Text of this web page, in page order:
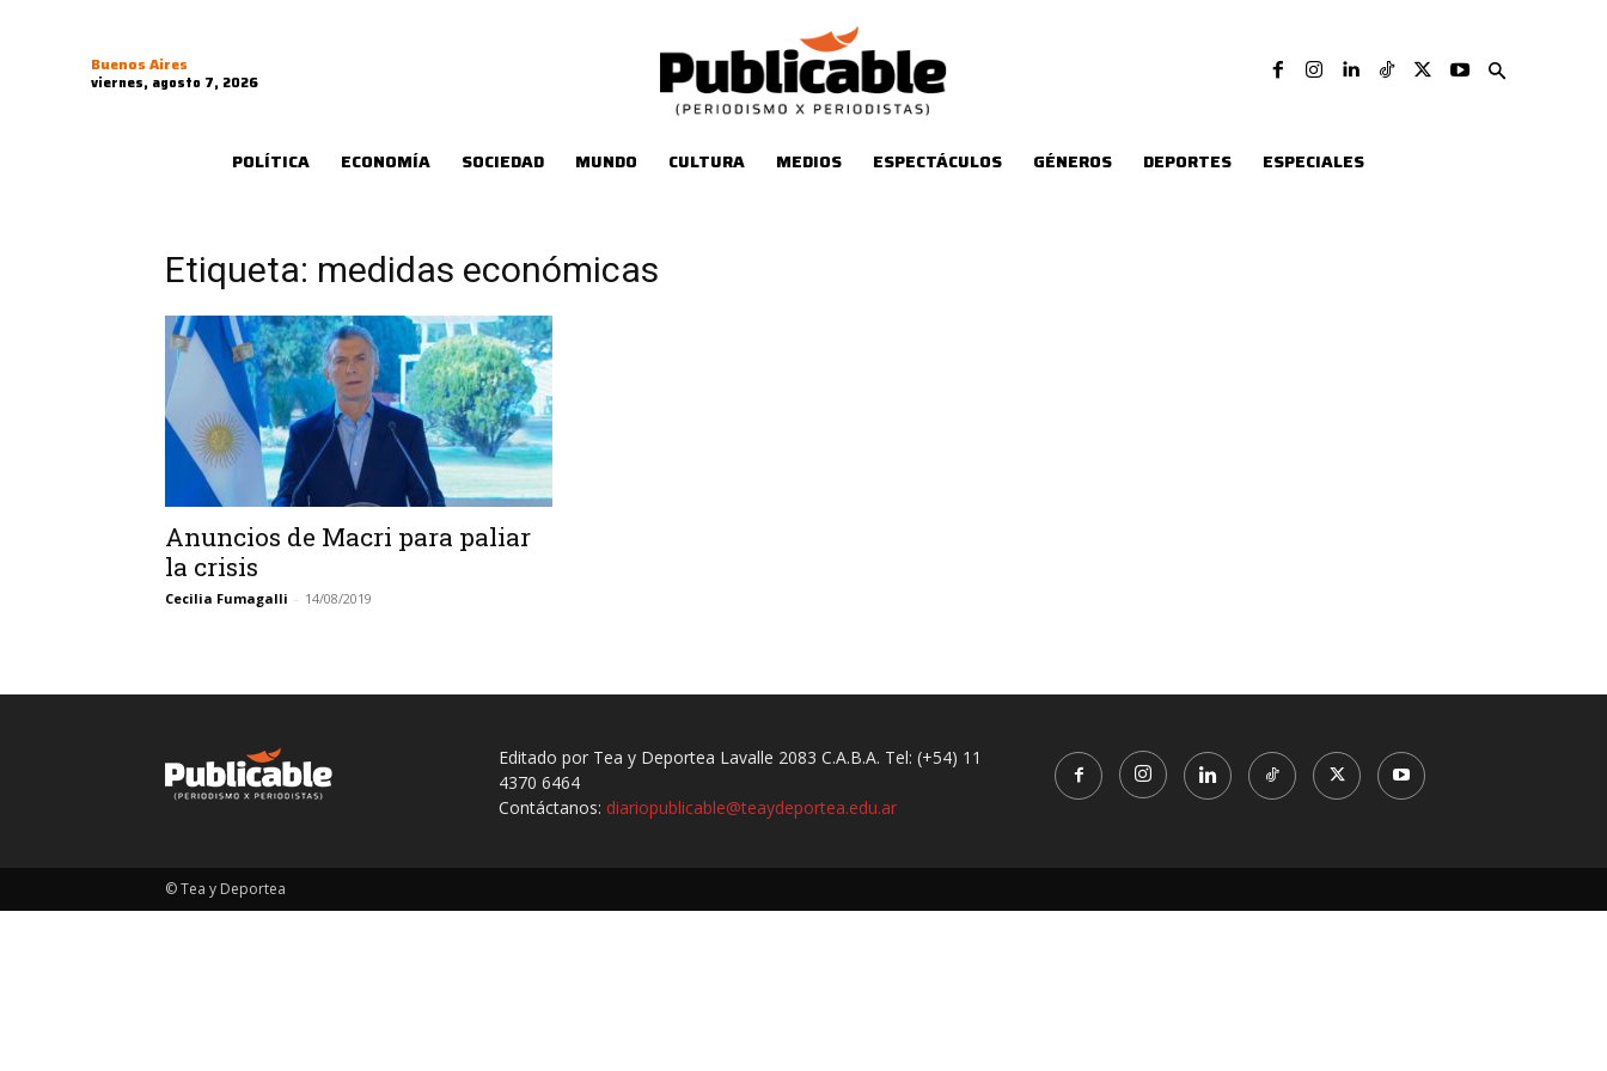
Buenos Aires
viernes, agosto 7, 2026
POLÍTICA ECONOMÍA SOCIEDAD MUNDO CULTURA MEDIOS ESPECTÁCULOS GÉNEROS DEPORTES ESPECIALES
Etiqueta: medidas económicas
Anuncios de Macri para paliar
la crisis
Cecilia Fumagalli - 14/08/2019
Editado por Tea y Deportea Lavalle 2083 C.A.B.A. Tel: (+54) 11
4370 6464
Contáctanos: diariopublicable@teaydeportea.edu.ar
© Tea y Deportea